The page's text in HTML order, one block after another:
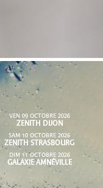
VEN 09 OCTOBRE 2026
ZENITH DIJON
SAM 10 OCTOBRE 2026
ZENITH STRASBOURG
DIM 11 OCTOBRE 2026
GALAXIE AMNÉVILLE